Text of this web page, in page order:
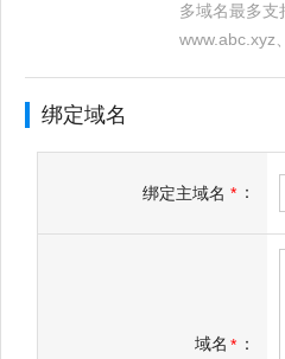
多域名最多
www.abc.xyz
绑定域名
绑定主域名 * ：
域名 * ：